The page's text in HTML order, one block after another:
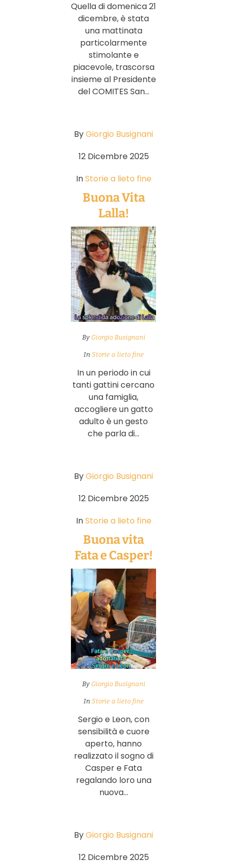
Quella di domenica 21
dicembre, è stata
una mattinata
particolarmente
stimolante e
piacevole, trascorsa
insieme al Presidente
del COMITES San...
ByGiorgio Busignani
12 Dicembre 2025
InStorie a lieto fine
Buona Vita
Lalla!
By Giorgio Busignani
In Storie a lieto fine
In un periodo in cui
tanti gattini cercano
una famiglia,
accogliere un gatto
adulto è un gesto
che parla di...
ByGiorgio Busignani
12 Dicembre 2025
InStorie a lieto fine
Buona vita
Fata e Casper!
By Giorgio Busignani
In Storie a lieto fine
Sergio e Leon, con
sensibilità e cuore
aperto, hanno
realizzato il sogno di
Casper e Fata
regalando loro una
nuova...
ByGiorgio Busignani
12 Dicembre 2025